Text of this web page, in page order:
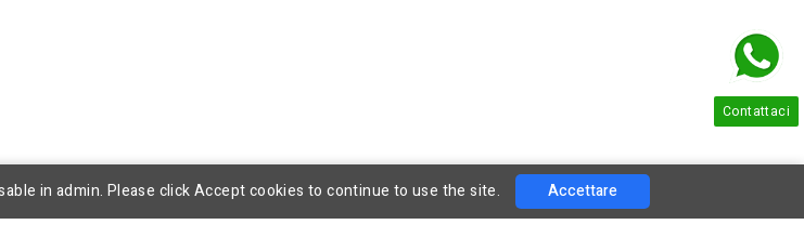
in admin. Please click Accept cookies to continue to use the site. Accettare
Contattaci